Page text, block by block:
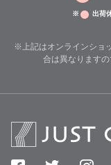
※ 出荷
※上記はオンラインショ
合は異なります